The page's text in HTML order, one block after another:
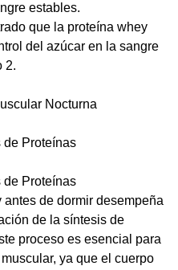
estables.
que la proteína whey
del azúcar en la sangre
2.
Nocturna
de Proteínas
de Proteínas
de dormir desempeña
de la síntesis de
proceso es esencial para
ya que el cuerpo